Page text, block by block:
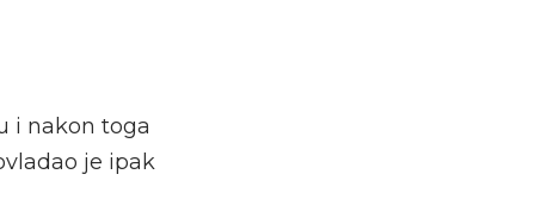
i nakon toga
je ipak